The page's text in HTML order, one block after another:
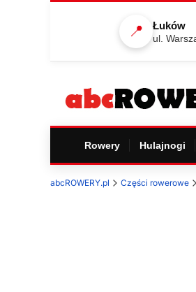
📍 Łuków
ul.
Rowery Hulajnogi
abcROWERY.pl Części rowerowe